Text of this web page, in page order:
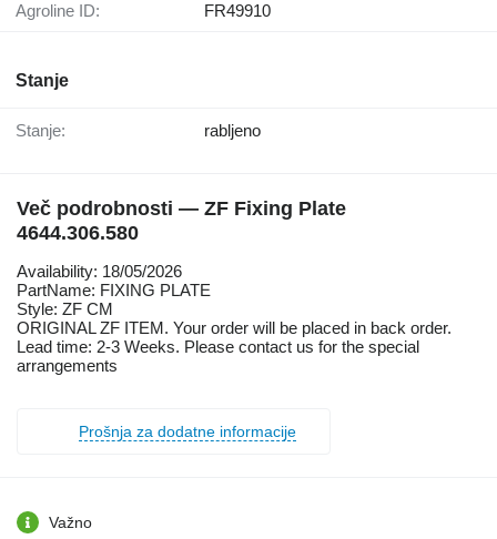
Agroline ID: FR49910
Stanje
Stanje: rabljeno
Več podrobnosti — ZF Fixing Plate
4644.306.580
Availability: 18/05/2026
PartName: FIXING PLATE
Style: ZF CM
ORIGINAL ZF ITEM. Your order will be placed in back order.
Lead time: 2-3 Weeks. Please contact us for the special
arrangements
Prošnja za dodatne informacije
Važno